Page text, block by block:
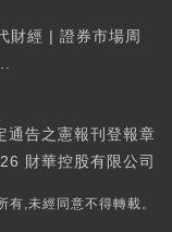
財經 | 證券市場周
通告之憲報刊登報章
財華控股有限公司
有,未經同意不得轉載。